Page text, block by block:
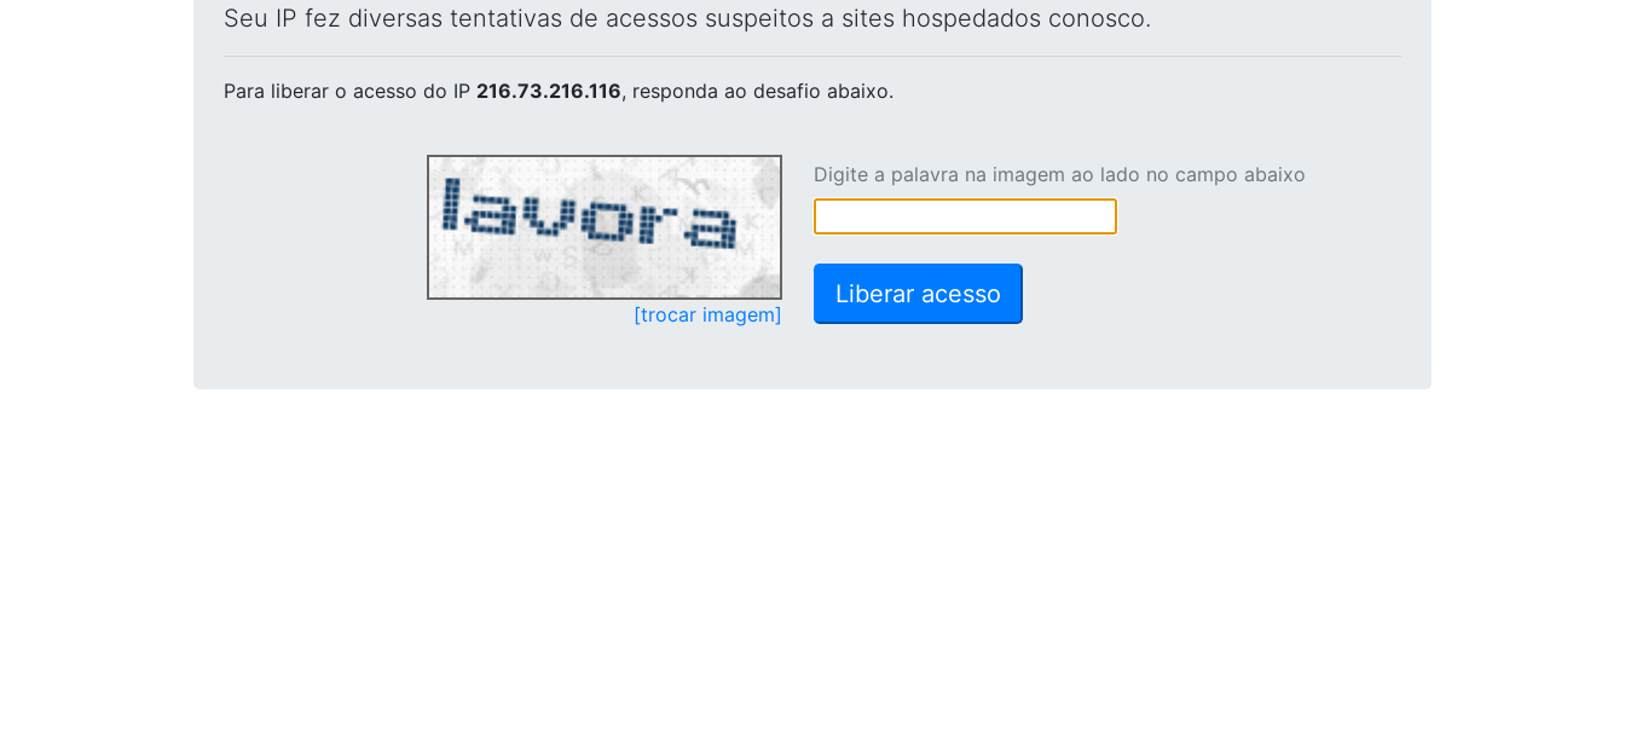
Seu IP fez diversas tentativas de acessos suspeitos a sites hospedados conosco.
Para liberar o acesso do IP 216.73.216.116, responda ao desafio abaixo.
[trocar imagem]
Digite a palavra na imagem ao lado no campo abaixo